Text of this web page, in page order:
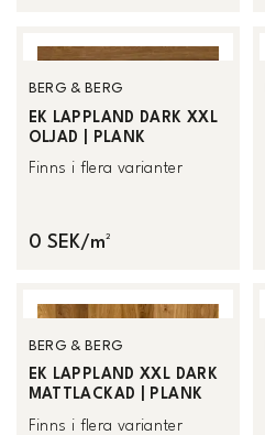
BERG & BERG
EK LAPPLAND DARK XXL
OLJAD | PLANK
Finns i flera varianter
0 SEK/m²
BERG & BERG
EK LAPPLAND XXL DARK
MATTLACKAD | PLANK
Finns i flera varianter